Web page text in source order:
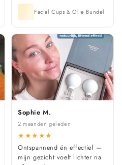
Facial Cups & Olie Bundel
Sophie M.
2 maanden geleden
★★★★★
Ontspannend én effectief —
mijn gezicht voelt lichter na